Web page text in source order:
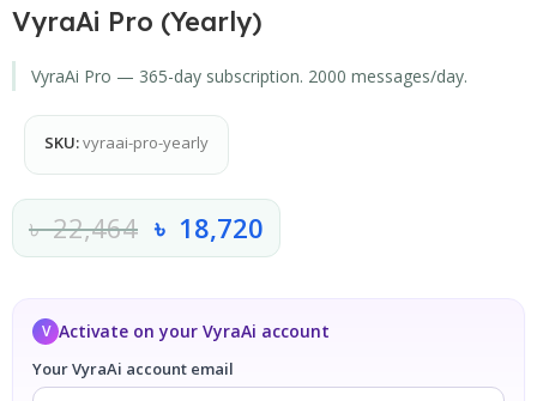
VyraAi Pro (Yearly)
VyraAi Pro — 365-day subscription. 2000 messages/day.
SKU:vyraai-pro-yearly
৳22,464 ৳ 18,720
V Activate on your VyraAi account
Your VyraAi account email